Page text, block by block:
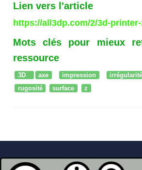
Lien vers l'article
https://all3dp.com/2/3d-
Mots clés pour mieux
ressource
3D axe impression irrégularité
rugosité
surface z